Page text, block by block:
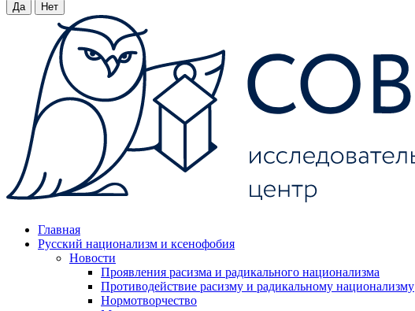
Да Нет
Главная
Русский национализм и ксенофобия
Новости
Проявления расизма и радикального национализма
Противодействие расизму и радикальному национализму
Нормотворчество